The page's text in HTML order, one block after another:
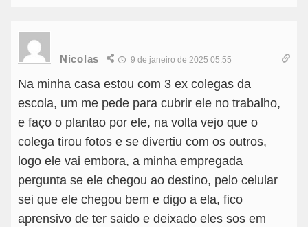
Nicolas 9 de janeiro de 2025 05:55
Na minha casa estou com 3 ex colegas da
escola, um me pede para cubrir ele no trabalho,
e faço o plantao por ele, na volta vejo que o
colega tirou fotos e se divertiu com os outros,
logo ele vai embora, a minha empregada
pergunta se ele chegou ao destino, pelo celular
sei que ele chegou bem e digo a ela, fico
aprensivo de ter saido e deixado eles sos em